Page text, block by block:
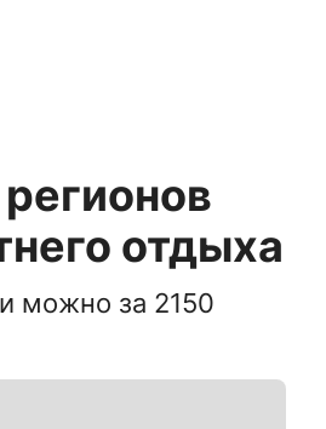
отдыха
можно за 2150